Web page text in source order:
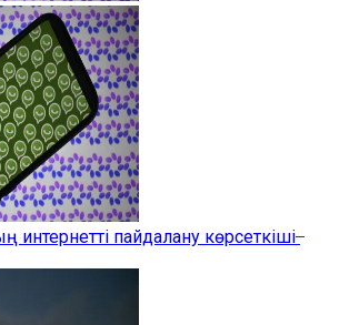
интернетті пайдалану көрсеткіші